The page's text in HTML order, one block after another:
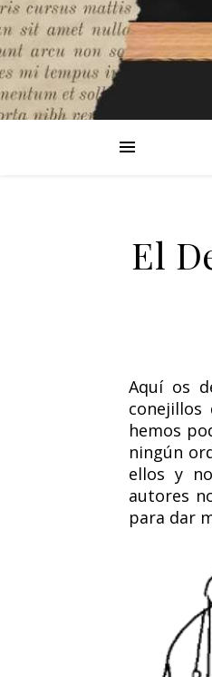
El
Aquí os
conejillos
hemos
ningún
ellos y
autores
para dar